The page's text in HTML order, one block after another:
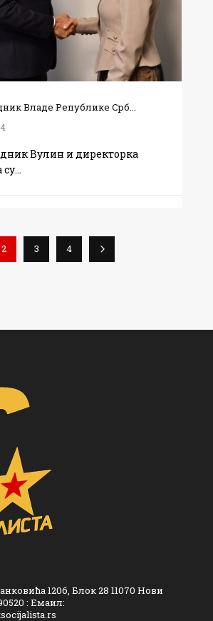
Владе Републике Срб...
Вулин и директорка
2 3 4
120б, Блок 28 11070 Нови
: Емаил: